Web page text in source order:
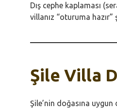
Dış cephe kaplaması
villanız “oturuma
Şile Villa
Şile’nin doğasına